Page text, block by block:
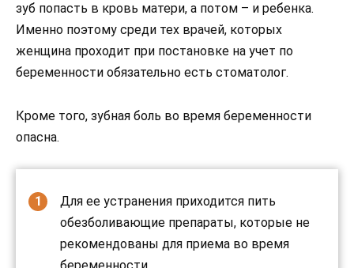
зуб попасть в кровь матери, а потом – и ребенка.
Именно поэтому среди тех врачей, которых
женщина проходит при постановке на учет по
беременности обязательно есть стоматолог.
Кроме того, зубная боль во время беременности
опасна.
Для ее устранения приходится пить
обезболивающие препараты, которые не
рекомендованы для приема во время